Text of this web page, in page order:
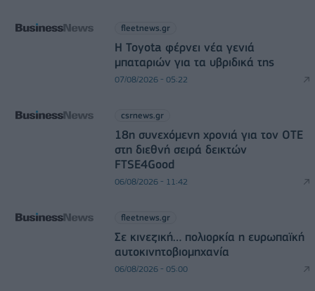
fleetnews.gr
Η Toyota φέρνει νέα γενιά
μπαταριών για τα υβριδικά της
07/08/2026 - 05:22
csrnews.gr
18η συνεχόμενη χρονιά για τον ΟΤΕ
στη διεθνή σειρά δεικτών
FTSE4Good
06/08/2026 - 11:42
fleetnews.gr
Σε κινεζική… πολιορκία η ευρωπαϊκή
αυτοκινητοβιομηχανία
06/08/2026 - 05:00